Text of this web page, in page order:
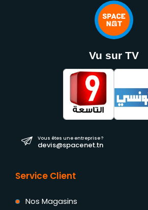
Vu sur TV
Vous êtes une entreprise ?
devis@spacenet.tn
Service Client
Nos Magasins